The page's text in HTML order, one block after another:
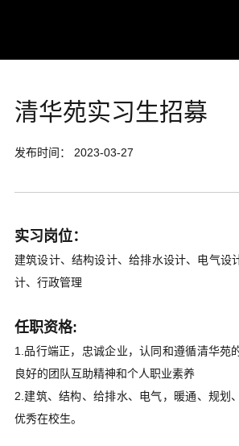
清华苑实习生招募
发布时间： 2023-03-27
实习岗位：
建筑设计、结构设计、给排水设计、电气设
计、行政管理
任职资格:
1.品行端正，忠诚企业，认同和遵循清华苑
良好的团队互助精神和个人职业素养
2.建筑、结构、给排水、电气，暖通、规划
优秀在校生。